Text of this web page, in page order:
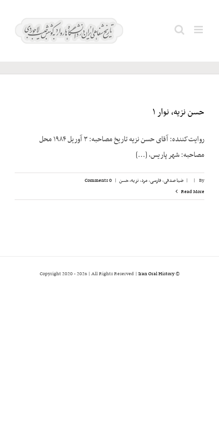
جمعیت
حسن نزیه، نوار ۱
روایت‌کننده: آقای حسن نزیه تاریخ مصاحبه: ۳ آوریل ۱۹۸۴ محل
مصاحبه: شهر پاریس، [...]
By
|
| ضیا صدقی,فارسی,مرد,نزیه، حسن |
0 Comments
Read More
© Copyright 2020 -
2026 | All Rights Reserved | Iran Oral History